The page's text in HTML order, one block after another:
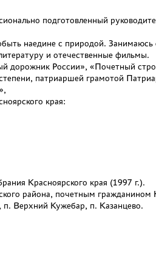
подготовленный
наедине с природой.
и отечественные фильмы.
дорожник России», «Почетный
патриаршей грамотой
края:
Красноярского края (1997 г.).
района, почетным гражданином
Верхний Кужебар, п. Казанцево.